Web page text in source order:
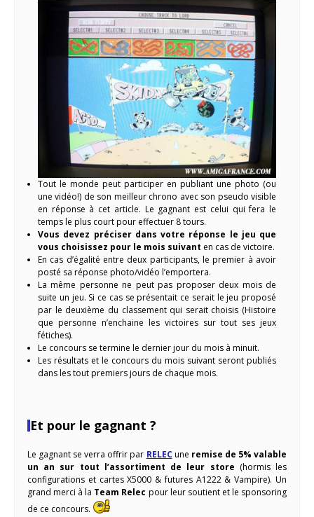
Tout le monde peut participer en publiant une photo (ou
une vidéo!) de son meilleur chrono avec son pseudo visible
en réponse à cet article. Le gagnant est celui qui fera le
temps le plus court pour effectuer 8 tours.
Vous devez préciser dans votre réponse le jeu que
vous choisissez pour le mois suivant en cas de victoire.
En cas d’égalité entre deux participants, le premier à avoir
posté sa réponse photo/vidéo l’emportera.
La même personne ne peut pas proposer deux mois de
suite un jeu. Si ce cas se présentait ce serait le jeu proposé
par le deuxième du classement qui serait choisis (Histoire
que personne n’enchaine les victoires sur tout ses jeux
fétiches).
Le concours se termine le dernier jour du mois à minuit.
Les résultats et le concours du mois suivant seront publiés
dans les tout premiers jours de chaque mois.
Et pour le gagnant ?
Le gagnant se verra offrir par RELECune remise de 5% valable
un an sur tout l’assortiment de leur store (hormis les
configurations et cartes X5000 & futures A1222 & Vampire). Un
grand merci à la Team Relec pour leur soutient et le sponsoring
de ce concours.